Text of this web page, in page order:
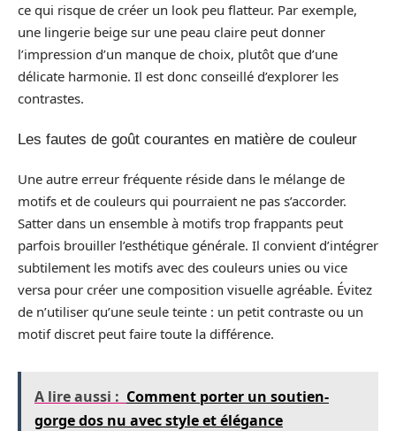
ce qui risque de créer un look peu flatteur. Par exemple,
une lingerie beige sur une peau claire peut donner
l’impression d’un manque de choix, plutôt que d’une
délicate harmonie. Il est donc conseillé d’explorer les
contrastes.
Les fautes de goût courantes en matière de couleur
Une autre erreur fréquente réside dans le mélange de
motifs et de couleurs qui pourraient ne pas s’accorder.
Satter dans un ensemble à motifs trop frappants peut
parfois brouiller l’esthétique générale. Il convient d’intégrer
subtilement les motifs avec des couleurs unies ou vice
versa pour créer une composition visuelle agréable. Évitez
de n’utiliser qu’une seule teinte : un petit contraste ou un
motif discret peut faire toute la différence.
A lire aussi : Comment porter un soutien-
gorge dos nu avec style et élégance